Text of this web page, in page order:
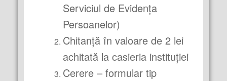
Serviciul de Evidența
Persoanelor)
Chitanță în valoare de 2 lei
achitată la casieria instituției
Cerere – formular tip